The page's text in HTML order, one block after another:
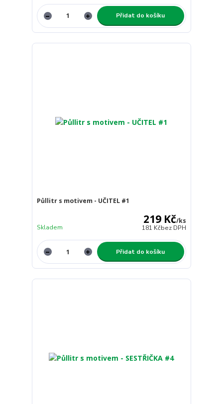
Přidat do košíku
Půllitr s motivem - UČITEL #1
219 Kč/ks
181 Kčbez DPH
Skladem
Přidat do košíku